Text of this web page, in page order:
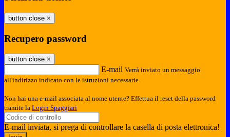
button close ×
Recupero password
button close ×
E-mail Verrà inviato un messaggio
all'indirizzo indicato con le istruzioni necessarie.
Non hai una e-mail associata al nome utente? Effettua il reset della password
tramite la Login Spaggiari
E-mail inviata, si prega di controllare la casella di posta elettronica!